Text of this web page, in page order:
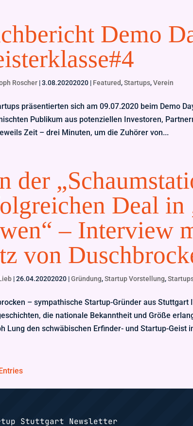
Demo
Roscher |3.08.20202020 | Featured,Startups,Verein
präsentierten sich am 09.07.2020 beim Demo
Publikum aus potenziellen Investoren,
Zeit – drei Minuten, um die Zuhörer von...
der
Deal
– Interview
von
|26.04.20202020 |Gründung,Startup Vorstellung,
– sympathische Startup-Gründer aus
die nationale Bekanntheit und Größe
Lung den schwäbischen Erfinder- und Startup-Geist
Stuttgart Newsletter